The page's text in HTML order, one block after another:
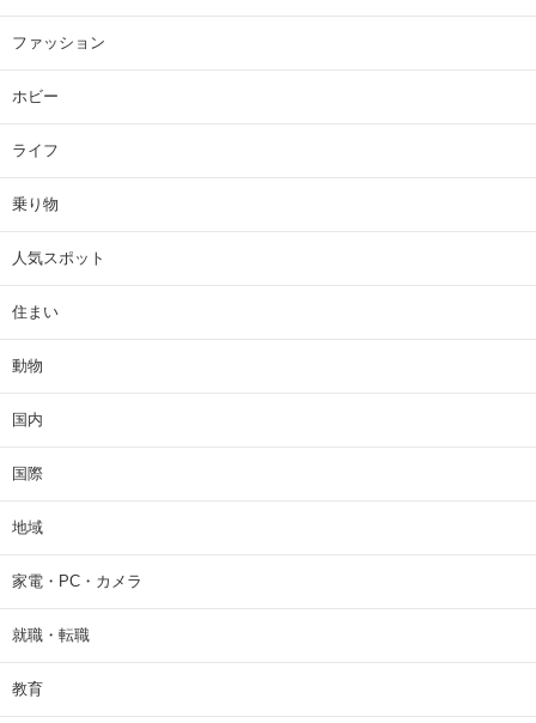
ファッション
ホビー
ライフ
乗り物
人気スポット
住まい
動物
国内
国際
地域
家電・PC・カメラ
就職・転職
教育